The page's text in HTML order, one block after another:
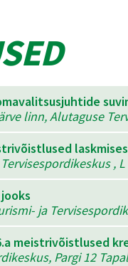
linn, Alutaguse
laskmises
, L
ja
meistrivõistlused
Pargi 12 Tapal